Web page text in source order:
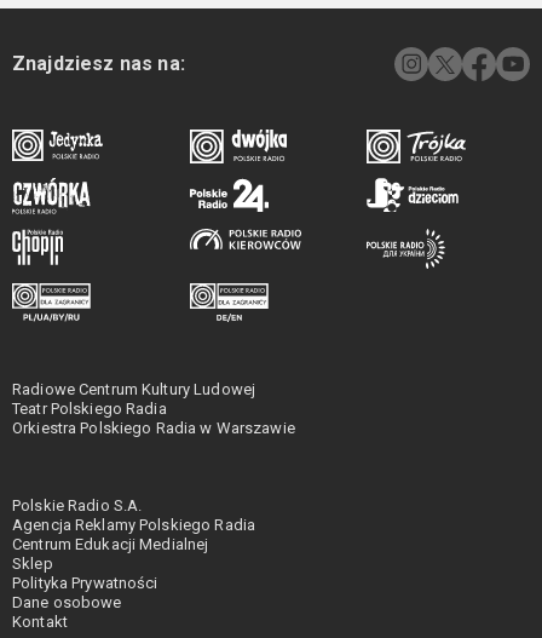
Znajdziesz nas na:
Radiowe Centrum Kultury Ludowej
Teatr Polskiego Radia
Orkiestra Polskiego Radia w Warszawie
Polskie Radio S.A.
Agencja Reklamy Polskiego Radia
Centrum Edukacji Medialnej
Sklep
Polityka Prywatności
Dane osobowe
Kontakt